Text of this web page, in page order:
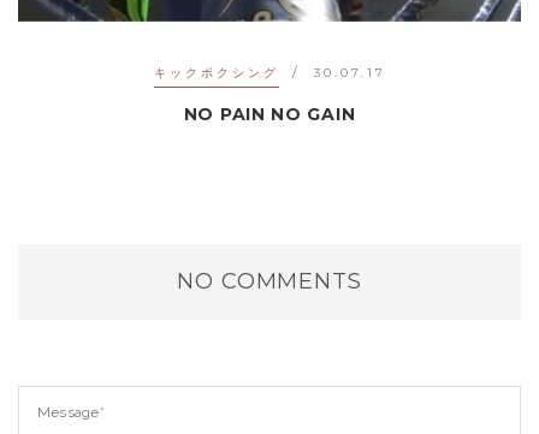
キックボクシング 30.07.17
NO PAIN NO GAIN
NO COMMENTS